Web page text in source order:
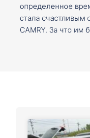
определенное
стала счастливым
CAMRY. За что им